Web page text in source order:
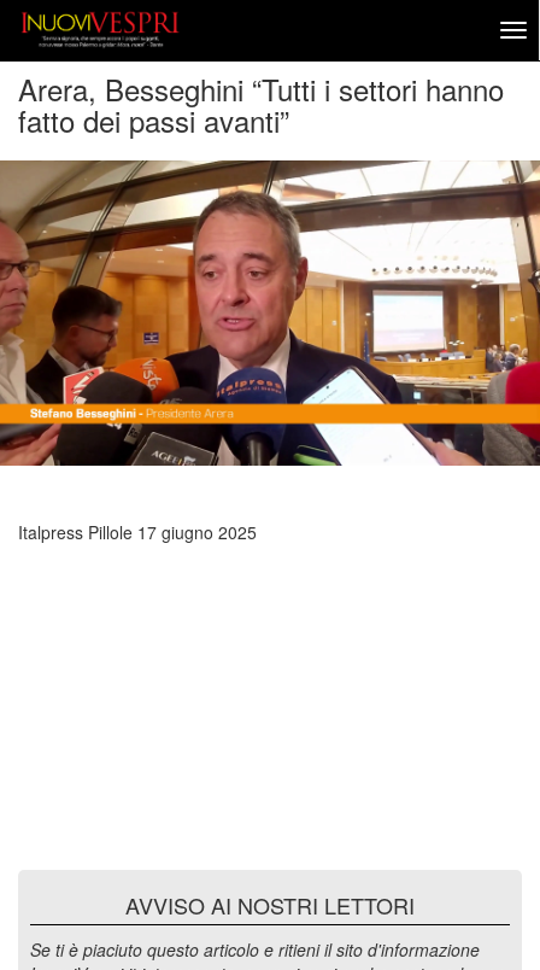
Arera, Besseghini “Tutti i settori hanno
fatto dei passi avanti”
Italpress Pillole 17 giugno 2025
AVVISO AI NOSTRI LETTORI
Se ti è piaciuto questo articolo e ritieni il sito d'informazione